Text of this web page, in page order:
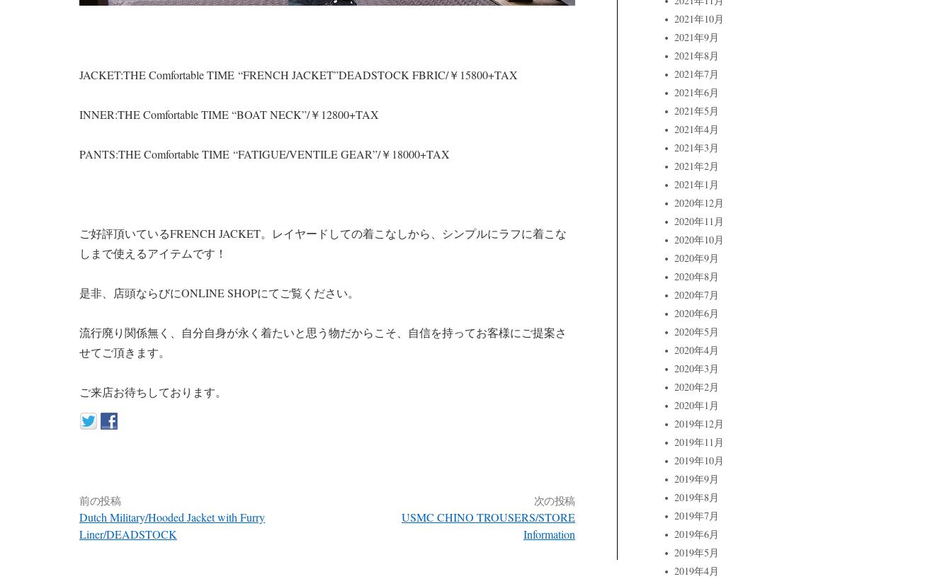
JACKET:THE Comfortable TIME “FRENCH JACKET”DEADSTOCK FBRIC/￥15800+TAX
INNER:THE Comfortable TIME “BOAT NECK”/￥12800+TAX
PANTS:THE Comfortable TIME “FATIGUE/VENTILE GEAR”/￥18000+TAX
ご好評頂いているFRENCH JACKET。レイヤードしての着こなしから、シンプルにラフに着こな
しまで使えるアイテムです！
是非、店頭ならびにONLINE SHOPにてご覧ください。
流行廃り関係無く、自分自身が永く着たいと思う物だからこそ、自信を持ってお客様にご提案さ
せてご頂きます。
ご来店お待ちしております。
前の投稿
Dutch Military/Hooded Jacket with Furry
Liner/DEADSTOCK
次の投稿
USMC CHINO TROUSERS/STORE
Information
2021年10月
2021年9月
2021年8月
2021年7月
2021年6月
2021年5月
2021年4月
2021年3月
2021年2月
2021年1月
2020年12月
2020年11月
2020年10月
2020年9月
2020年8月
2020年7月
2020年6月
2020年5月
2020年4月
2020年3月
2020年2月
2020年1月
2019年12月
2019年11月
2019年10月
2019年9月
2019年8月
2019年7月
2019年6月
2019年5月
2019年4月